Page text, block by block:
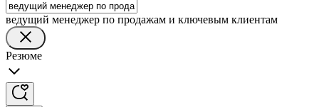
ведущий менеджер по продажам и ключевым клиентам
Резюме